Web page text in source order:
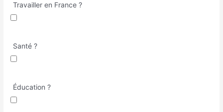
Travailler en France ?
Santé ?
Éducation ?